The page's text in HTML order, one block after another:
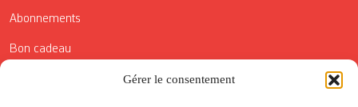
Gérer le consentement
Abonnements
Bon cadeau
Conditions générales de vente